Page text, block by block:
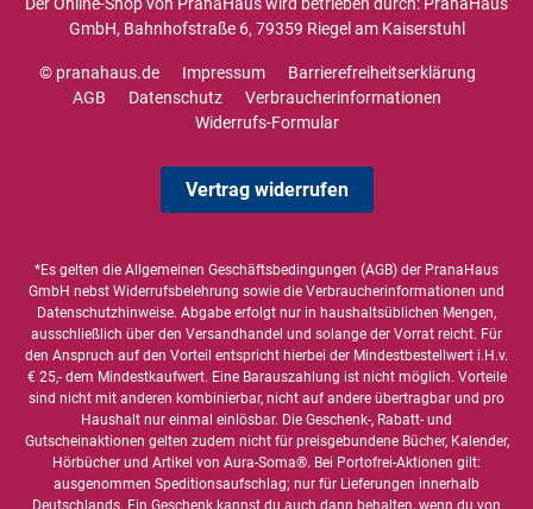
GmbH, Bahnhofstraße 6, 79359 Riegel am Kaiserstuhl
© pranahaus.de Impressum
Barrierefreiheitserklärung
AGB
Datenschutz
Verbraucherinformationen
Widerrufs-Formular
Vertrag widerrufen
*Es gelten die Allgemeinen Geschäftsbedingungen (AGB) der PranaHaus
GmbH nebst Widerrufsbelehrung sowie die Verbraucherinformationen und
Datenschutzhinweise. Abgabe erfolgt nur in haushaltsüblichen Mengen,
ausschließlich über den Versandhandel und solange der Vorrat reicht. Für
den Anspruch auf den Vorteil entspricht hierbei der Mindestbestellwert i.H.v.
€ 25,- dem Mindestkaufwert. Eine Barauszahlung ist nicht möglich. Vorteile
sind nicht mit anderen kombinierbar, nicht auf andere übertragbar und pro
Haushalt nur einmal einlösbar. Die Geschenk-, Rabatt- und
Gutscheinaktionen gelten zudem nicht für preisgebundene Bücher, Kalender,
Hörbücher und Artikel von Aura-Soma®. Bei Portofrei-Aktionen gilt:
ausgenommen Speditionsaufschlag; nur für Lieferungen innerhalb
Deutschlands. Ein Geschenk kannst du auch dann behalten, wenn du von